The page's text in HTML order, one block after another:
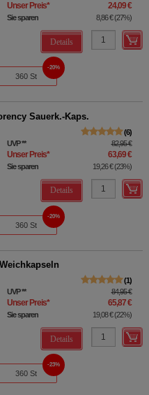
Unser Preis* 24,09 €
Sie sparen 8,86 €(27%)
Details
360 St
20%
Sauerk.-Kaps.
6
UVP** 82,95 €
Unser Preis* 63,69 €
Sie sparen 19,26 €(23%)
Details
360 St
20%
1
UVP** 84,95 €
Unser Preis* 65,87 €
Sie sparen 19,08 €(22%)
Details
360 St
23%